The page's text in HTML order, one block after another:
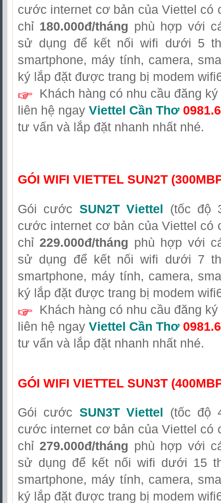
cước internet cơ bản của Viettel có
chỉ 180.000đ/tháng phù hợp với
sử dụng để kết nối wifi dưới 5
smartphone, máy tính, camera,
ký lắp đặt được trang bị modem
Khách hàng có nhu cầu đăng
liên hệ ngay Viettel Cần Thơ
tư vấn và lắp đặt nhanh nhất nhé.
GÓI WIFI VIETTEL SUN2T
Gói cước SUN2T Viettel (tốc độ
cước internet cơ bản của Viettel có
chỉ 229.000đ/tháng phù hợp với
sử dụng để kết nối wifi dưới 7
smartphone, máy tính, camera,
ký lắp đặt được trang bị modem
Khách hàng có nhu cầu đăng
liên hệ ngay Viettel Cần Thơ
tư vấn và lắp đặt nhanh nhất nhé.
GÓI WIFI VIETTEL SUN3T
Gói cước SUN3T Viettel
(tốc độ
cước internet cơ bản của Viettel có
chỉ 279.000đ/tháng phù hợp với
sử dụng để kết nối wifi dưới 15
smartphone, máy tính, camera,
ký lắp đặt được trang bị modem